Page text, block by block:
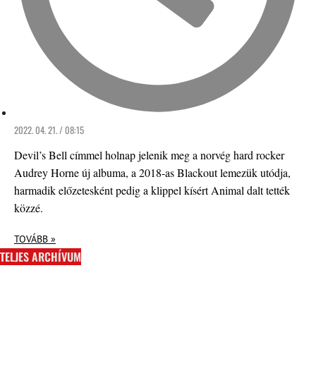
2022. 04. 21. / 08:15
Devil’s Bell címmel holnap jelenik meg a norvég hard rocker
Audrey Horne új albuma, a 2018-as Blackout lemezük utódja,
harmadik előzetesként pedig a klippel kísért Animal dalt tették
közzé.
TOVÁBB »
TELJES ARCHÍVUM